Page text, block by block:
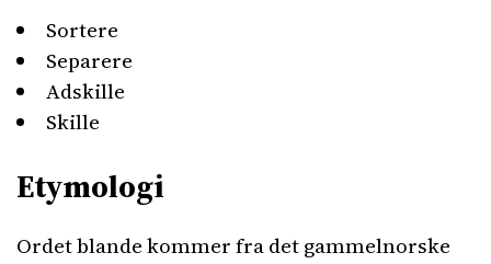
Sortere
Separere
Adskille
Skille
Etymologi
Ordet blande kommer fra det gammelnorske